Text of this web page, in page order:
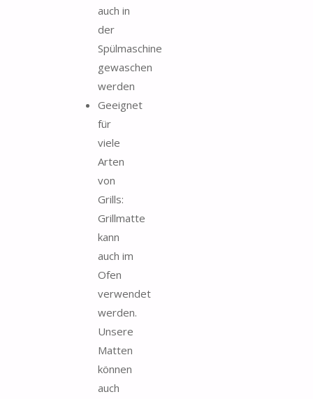
auch in
der
Spülmaschine
gewaschen
werden
Geeignet
für
viele
Arten
von
Grills:
Grillmatte
kann
auch im
Ofen
verwendet
werden.
Unsere
Matten
können
auch